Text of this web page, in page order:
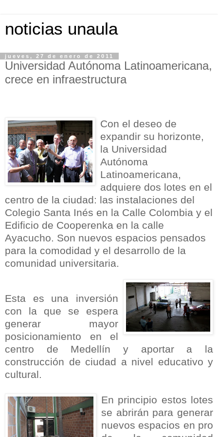
noticias unaula
jueves, 27 de enero de 2011
Universidad Autónoma Latinoamericana,
crece en infraestructura
Con el deseo de
expandir su horizonte,
la Universidad
Autónoma
Latinoamericana,
adquiere dos lotes en el
centro de la ciudad: las instalaciones del
Colegio Santa Inés en la Calle Colombia y el
Edificio de Cooperenka en la calle
Ayacucho. Son nuevos espacios pensados
para la comodidad y el desarrollo de la
comunidad universitaria.
Esta es una inversión
con la que se espera
generar mayor
posicionamiento en el
centro de Medellín y aportar a la
construcción de ciudad a nivel educativo y
cultural.
En principio estos lotes
se abrirán para generar
nuevos espacios en pro